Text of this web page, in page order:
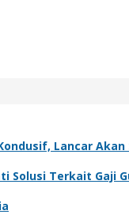
Lancar
Solusi Terkait Gaji